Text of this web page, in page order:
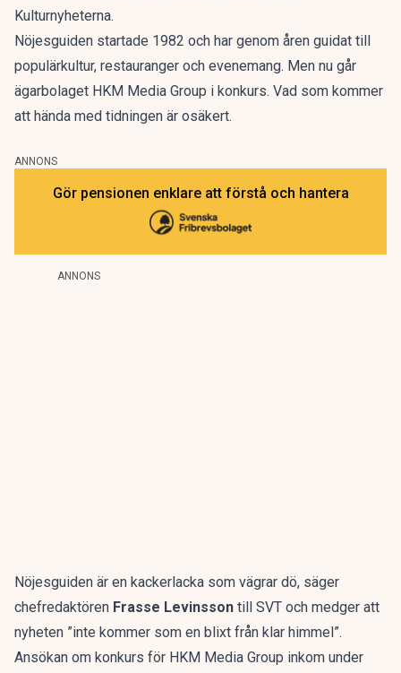
Kulturnyheterna.
Nöjesguiden startade 1982 och har genom åren guidat till
populärkultur, restauranger och evenemang. Men nu går
ägarbolaget HKM Media Group i konkurs. Vad som kommer
att hända med tidningen är osäkert.
ANNONS
Gör pensionen enklare att förstå och hantera
ANNONS
Nöjesguiden är en kackerlacka som vägrar dö, säger
chefredaktören Frasse Levinsson till SVT och medger att
nyheten ”inte kommer som en blixt från klar himmel”.
Ansökan om konkurs för HKM Media Group inkom under